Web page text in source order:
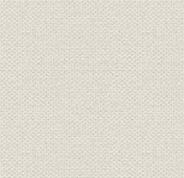
5 絶縁・
6 無機材料
7 新機能